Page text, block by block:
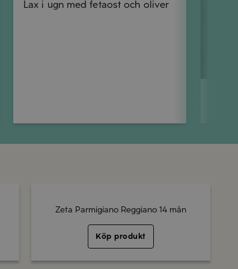
Lax i ugn med fetaost och oliver
Zeta Parmigiano Reggiano 14 mån
Köp produkt